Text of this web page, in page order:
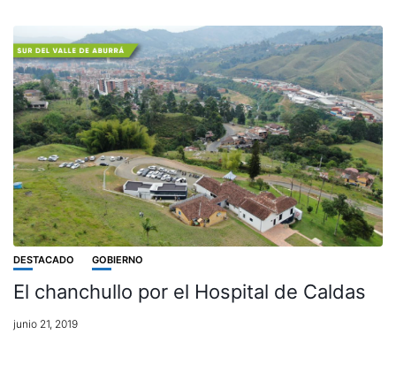
DESTACADO GOBIERNO
El chanchullo por el Hospital de Caldas
junio 21, 2019